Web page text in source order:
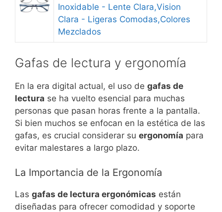
Inoxidable - Lente Clara,Vision
Clara - Ligeras Comodas,Colores
Mezclados
Gafas de lectura y ergonomía
En la era digital actual, el uso de gafas de
lectura se ha vuelto esencial para muchas
personas que pasan horas frente a la pantalla.
Si bien muchos se enfocan en la estética de las
gafas, es crucial considerar su ergonomía para
evitar malestares a largo plazo.
La Importancia de la Ergonomía
Las gafas de lectura ergonómicas están
diseñadas para ofrecer comodidad y soporte